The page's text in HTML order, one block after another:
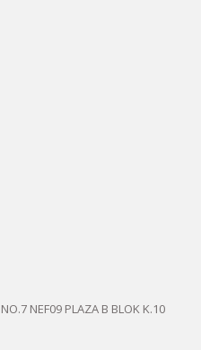
NEF09 PLAZA B BLOK K.10